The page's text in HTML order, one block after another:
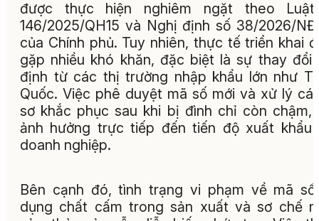
được thực hiện nghiêm ngặt theo
146/2025/QH15 và Nghị định số 38/2026/
của Chính phủ. Tuy nhiên, thực tế triển khai
gặp nhiều khó khăn, đặc biệt là sự thay đổi
định từ các thị trường nhập khẩu lớn như
Quốc. Việc phê duyệt mã số mới và xử lý
sơ khắc phục sau khi bị đình chỉ còn chậm,
ảnh hưởng trực tiếp đến tiến độ xuất khẩu
doanh nghiệp.
Bên cạnh đó, tình trạng vi phạm về mã
dụng chất cấm trong sản xuất và sơ chế